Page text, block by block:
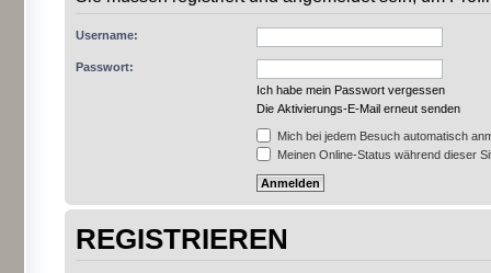
Username:
Passwort:
Ich habe mein Passwort vergessen
Die Aktivierungs-E-Mail erneut senden
Mich bei jedem Besuch automatisch
Meinen Online-Status während dieser
REGISTRIEREN